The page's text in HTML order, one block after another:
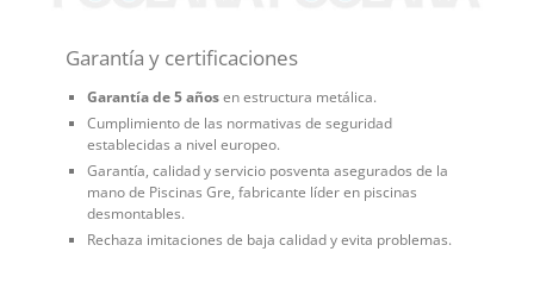
Garantía y certificaciones
Garantía de 5 añosen estructura metálica.
Cumplimiento de las normativas de seguridad
establecidas a nivel europeo.
Garantía, calidad y servicio posventa asegurados de la
mano de Piscinas Gre, fabricante líder en piscinas
desmontables.
Rechaza imitaciones de baja calidad y evita problemas.